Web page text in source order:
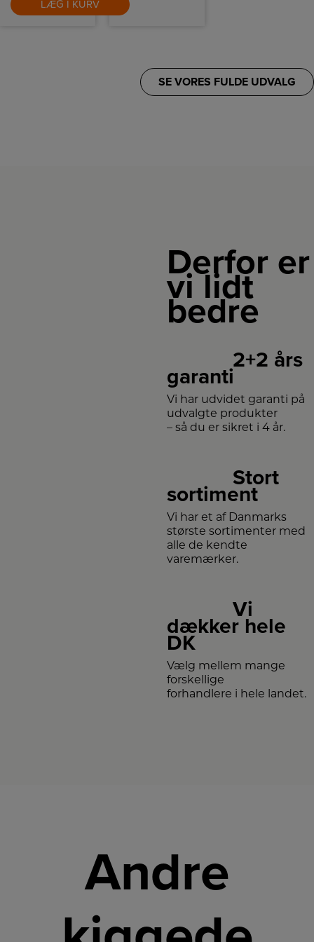
LÆG I KURV
SE VORES FULDE UDVALG
Derfor er
vi lidt
bedre
2+2 års
garanti
Vi har udvidet garanti på
udvalgte produkter
– så du er sikret i 4 år.
Stort
sortiment
Vi har et af Danmarks
største sortimenter med
alle de kendte
varemærker.
Vi
dækker hele
DK
Vælg mellem mange
forskellige
forhandlere i hele landet.
Andre